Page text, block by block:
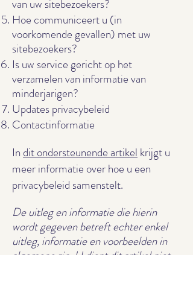
van uw sitebezoekers?
Hoe communiceert u (in
voorkomende gevallen) met uw
sitebezoekers?
Is uw service gericht op het
verzamelen van informatie van
minderjarigen?
Updates privacybeleid
Contactinformatie
In dit ondersteunende artikel krijgt u
meer informatie over hoe u een
privacybeleid samenstelt.
De uitleg en informatie die hierin
wordt gegeven betreft echter enkel
uitleg, informatie en voorbeelden in
algemene zin. U dient dit artikel niet